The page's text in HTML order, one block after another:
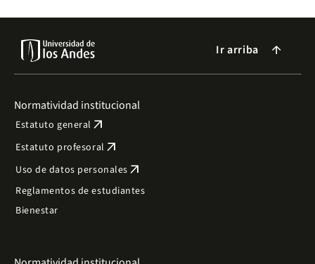
Ir arriba arrow_forward
Normatividad institucional
Estatuto general arrow_outward
Estatuto profesoral arrow_outward
Uso de datos personales arrow_outward
Reglamentos de estudiantes
Bienestar